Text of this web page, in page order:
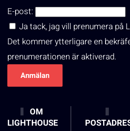
E-post:
Ja tack, jag vill prenumera på
Det kommer ytterligare en
prenumerationen är aktiverad.
OM
LIGHTHOUSE